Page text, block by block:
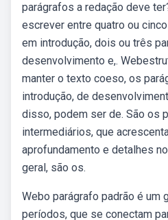
parágrafos a redação deve
escrever entre quatro ou
em introdução, dois ou três
desenvolvimento e,.
manter o texto coeso, os
introdução, de
disso, podem ser de. São os
intermediários, que
aprofundamento e detalhes
geral, são os.
Webo parágrafo padrão é um
períodos, que se conectam